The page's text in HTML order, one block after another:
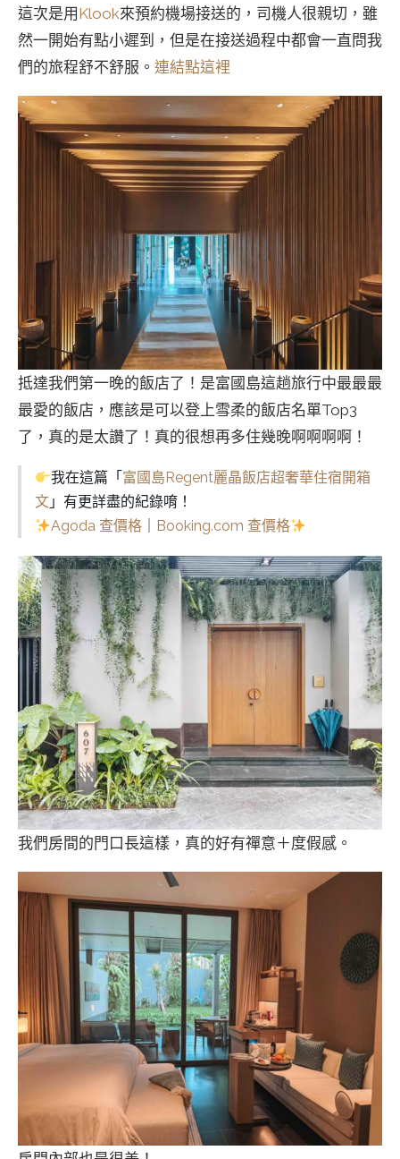
這次是用Klook來預約機場接送的，司機人很親切，雖
然一開始有點小遲到，但是在接送過程中都會一直問我
們的旅程舒不舒服。 連結點這裡
抵達我們第一晚的飯店了！是富國島這趟旅行中最最最
最愛的飯店，應該是可以登上雪柔的飯店名單Top3
了，真的是太讚了！真的很想再多住幾晚啊啊啊啊！
我在這篇「富國島Regent麗晶飯店超奢華住宿開箱
文 」有更詳盡的紀錄唷！
Agoda 查價格
Booking.com 查價格
我們房間的門口長這樣，真的好有禪意＋度假感。